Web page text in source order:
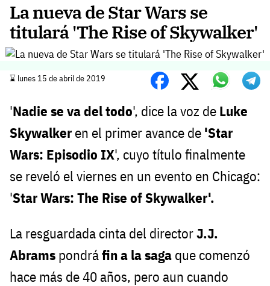
La nueva de Star Wars se
titulará 'The Rise of Skywalker'
⌛️ lunes 15 de abril de 2019
'Nadie se va del todo', dice la voz de Luke
Skywalker en el primer avance de 'Star
Wars: Episodio IX', cuyo título finalmente
se reveló el viernes en un evento en Chicago:
'Star Wars: The Rise of Skywalker'.
La resguardada cinta del directorJ.J.
Abrams pondráfin a la saga que comenzó
hace más de 40 años, pero aun cuando